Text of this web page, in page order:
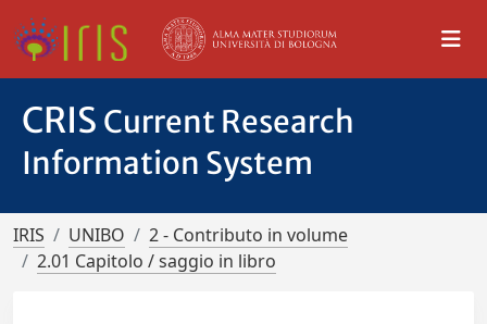
CRIS Current Research
Information System
IRIS UNIBO
2 - Contributo in volume
2.01 Capitolo / saggio in libro